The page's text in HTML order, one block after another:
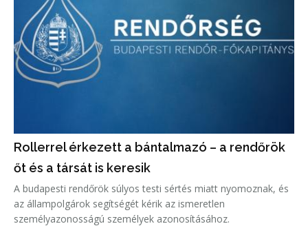
Rollerrel érkezett a bántalmazó – a rendőrök
őt és a társát is keresik
A budapesti rendőrök súlyos testi sértés miatt nyomoznak, és
az állampolgárok segítségét kérik az ismeretlen
személyazonosságú személyek azonosításához.